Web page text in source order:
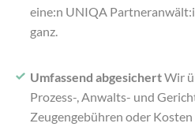
eine:n UNIQA
ganz.
Umfassend abgesichertWir
Prozess-, Anwalts- und
Zeugengebühren oder